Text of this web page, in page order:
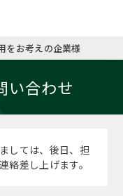
ミッシ
コンサ
お申し
キャリ
キャリ
MBAの
MBA留
日本か
英文レ
パワー
をお考えの企業様
い合わせ
しては、後日、担
絡差し上げます。